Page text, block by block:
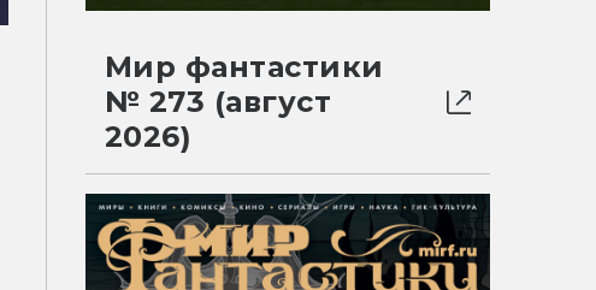
Мир фантастики
№ 273 (август
2026)